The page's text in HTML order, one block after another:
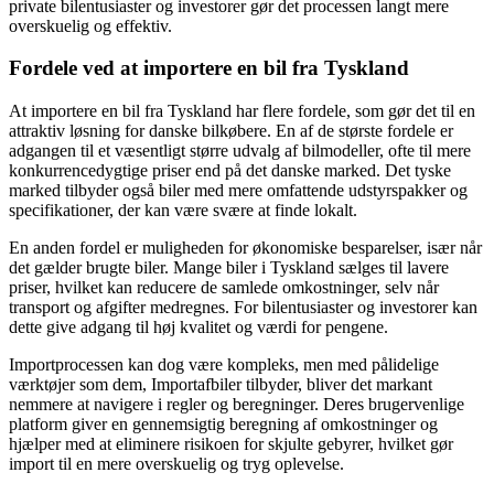
private bilentusiaster og investorer gør det processen langt mere
overskuelig og effektiv.
Fordele ved at importere en bil fra Tyskland
At importere en bil fra Tyskland har flere fordele, som gør det til en
attraktiv løsning for danske bilkøbere. En af de største fordele er
adgangen til et væsentligt større udvalg af bilmodeller, ofte til mere
konkurrencedygtige priser end på det danske marked. Det tyske
marked tilbyder også biler med mere omfattende udstyrspakker og
specifikationer, der kan være svære at finde lokalt.
En anden fordel er muligheden for økonomiske besparelser, især når
det gælder brugte biler. Mange biler i Tyskland sælges til lavere
priser, hvilket kan reducere de samlede omkostninger, selv når
transport og afgifter medregnes. For bilentusiaster og investorer kan
dette give adgang til høj kvalitet og værdi for pengene.
Importprocessen kan dog være kompleks, men med pålidelige
værktøjer som dem, Importafbiler tilbyder, bliver det markant
nemmere at navigere i regler og beregninger. Deres brugervenlige
platform giver en gennemsigtig beregning af omkostninger og
hjælper med at eliminere risikoen for skjulte gebyrer, hvilket gør
import til en mere overskuelig og tryg oplevelse.